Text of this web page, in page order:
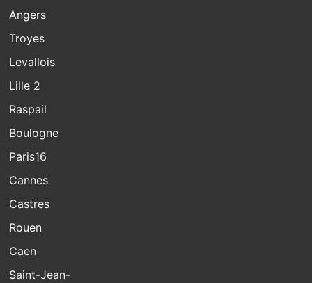
Angers
Troyes
Levallois
Lille 2
Raspail
Boulogne
Paris16
Cannes
Castres
Rouen
Caen
Saint-Jean-